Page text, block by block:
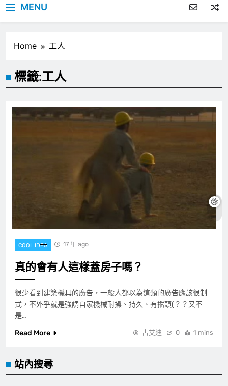
MENU
Home 工人
標籤:工人
COOL IDEA 17 年 ago
真的會有人這樣蓋房子嗎？
很少看到建築機具的廣告，一般人都以為這類的廣告應該很制
式，不外乎就是強調自家機械耐操、持久、有擋頭(？？又不
是…
Read More
古艾迪 0 1 mins
站內搜尋